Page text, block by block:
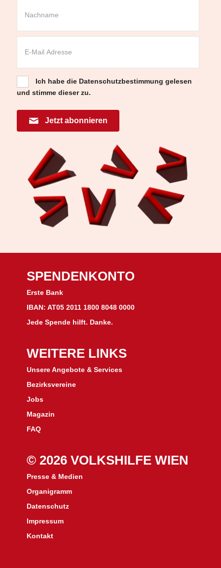
Ich habe die Datenschutzbestimmung gelesen
und stimme dieser zu.
Jetzt abonnieren
SPENDENKONTO
Erste Bank
IBAN: AT05 2011 1800 8048 0000
Jede Spende hilft. Danke.
WEITERE LINKS
Unsere Angebote & Services
Bezirksvereine
Jobs
Magazin
FAQ
© 2026 VOLKSHILFE WIEN
Presse & Medien
Organigramm
Datenschutz
Impressum
Kontakt